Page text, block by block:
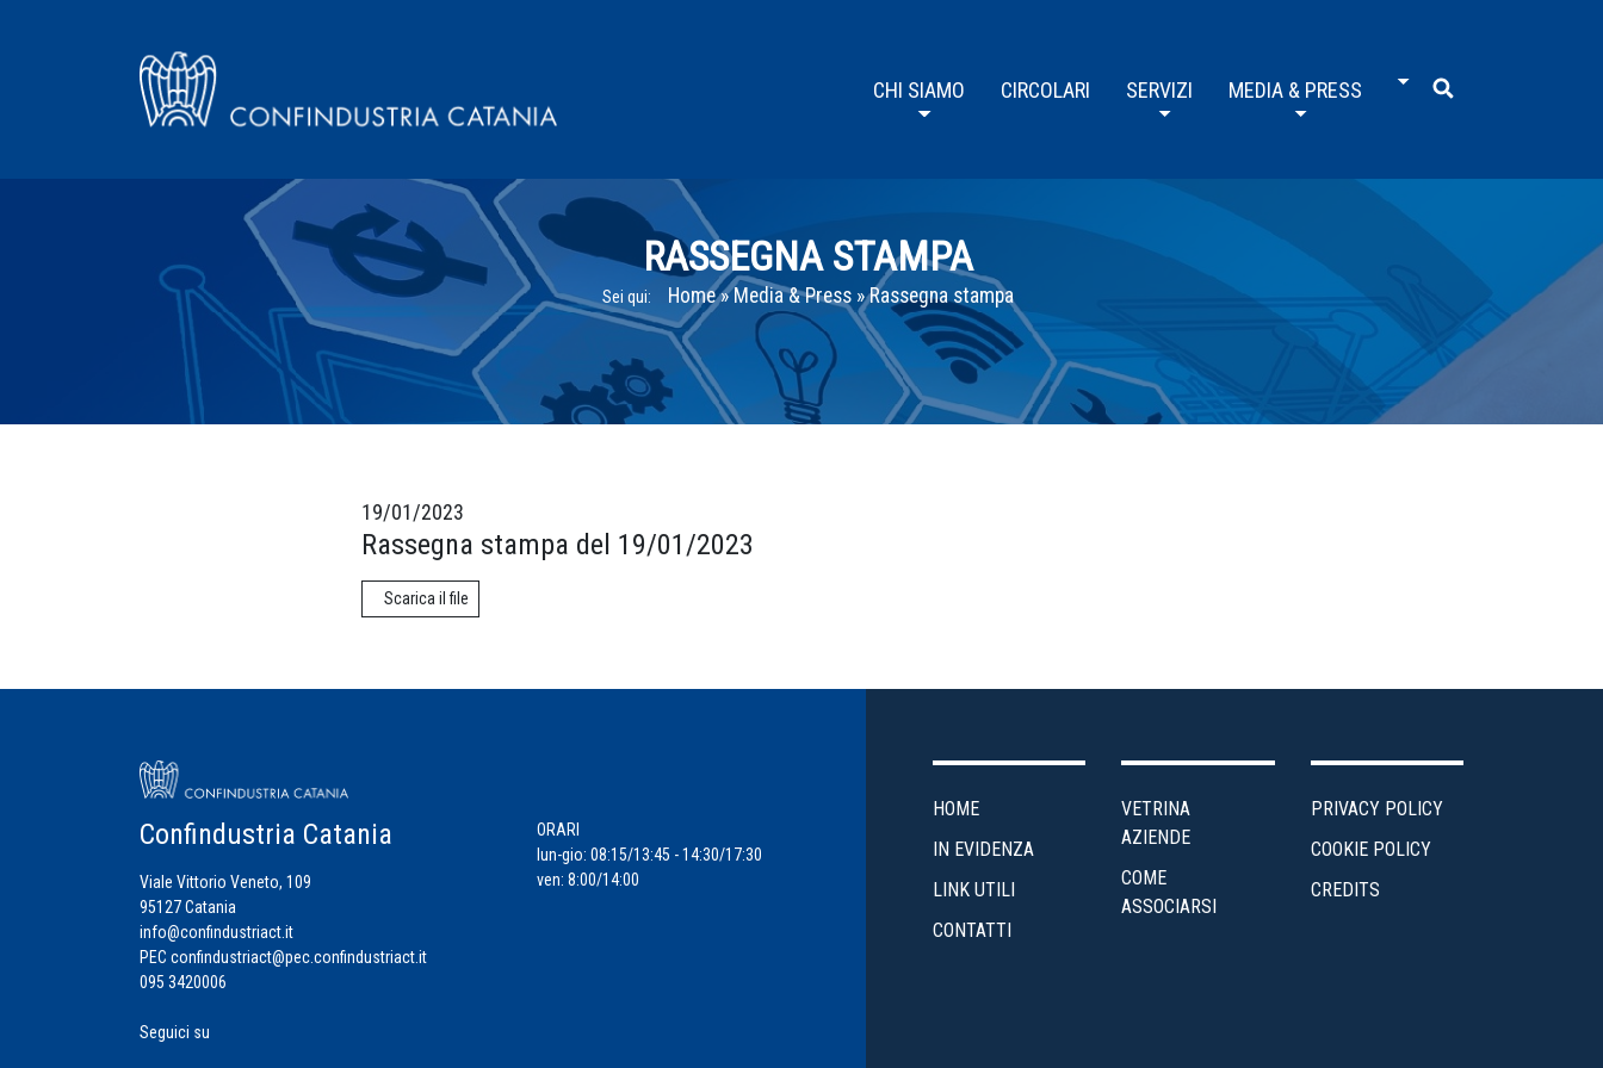
CHI SIAMO CIRCOLARI SERVIZI MEDIA & PRESS
RASSEGNA STAMPA
Sei qui: Home»Media & Press»Rassegna stampa
19/01/2023
Rassegna stampa del 19/01/2023
Scarica il file
Confindustria Catania
Viale Vittorio Veneto, 109
95127 Catania
info@confindustriact.it
PEC confindustriact@pec.confindustriact.it
095 3420006
ORARI
lun-gio: 08:15/13:45 - 14:30/17:30
ven: 8:00/14:00
Seguici su
HOME
IN EVIDENZA
LINK UTILI
CONTATTI
VETRINA
AZIENDE
COME
ASSOCIARSI
PRIVACY POLICY
COOKIE POLICY
CREDITS